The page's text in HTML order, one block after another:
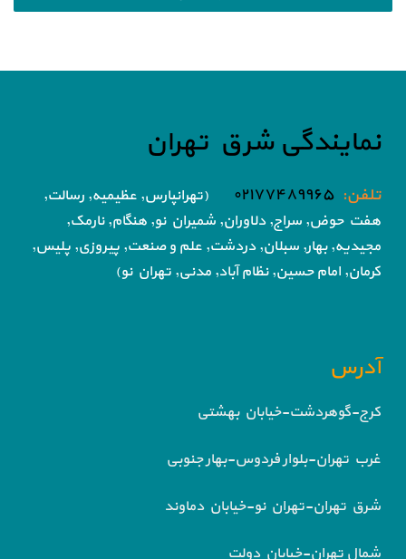
نمایندگی شرق تهران
تلفن: ۰۲۱۷۷۴۸۹۹۶۵
(تهرانپارس, عظیمیه, رسالت,
هفت حوض, سراج, دلاوران, شمیران نو, هنگام, نارمک,
مجیدیه, بهار, سبلان, دردشت, علم و صنعت, پیروزی, پلیس,
کرمان, امام حسین, نظام آباد, مدنی, تهران نو)
آدرس
کرج-گوهردشت-خیابان بهشتی
غرب تهران-بلوار فردوس-بهار جنوبی
شرق تهران-تهران نو-خیابان دماوند
شمال تهران-خیابان دولت